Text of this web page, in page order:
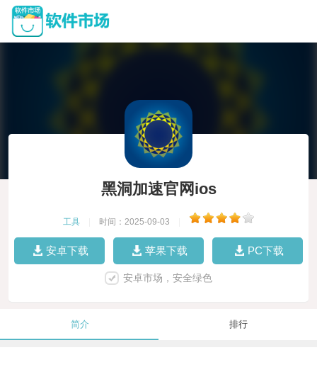
黑洞加速官网ios
工具 时间：2025-09-03
安卓下载 苹果下载 PC下载
安卓市场，安全绿色
简介 排行